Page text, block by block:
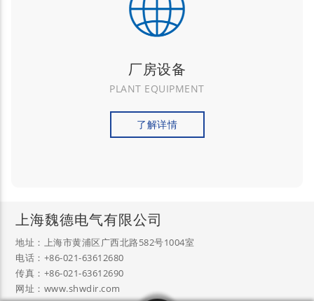
厂房设备
PLANT EQUIPMENT
了解详情
上海魏德电气有限公司
地址：上海市黄浦区广西北路582号1004室
电话：+86-021-63612680
传真：+86-021-63612690
网址：www.shwdir.com